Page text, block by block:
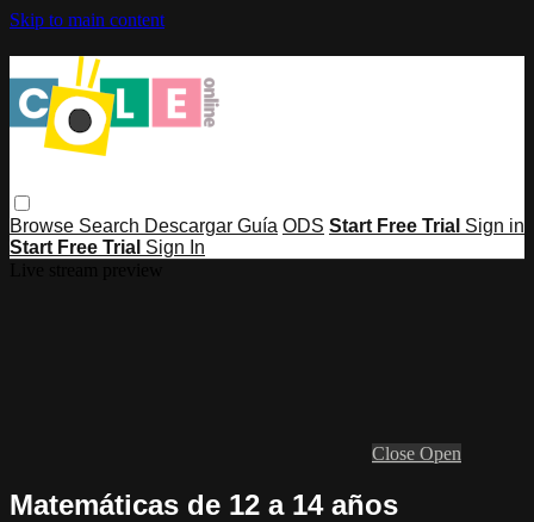
Skip to main content
Browse Search Descargar Guía ODS Start Free Trial Sign in
Start Free Trial Sign In
Close Open
Matemáticas de 12 a 14 años